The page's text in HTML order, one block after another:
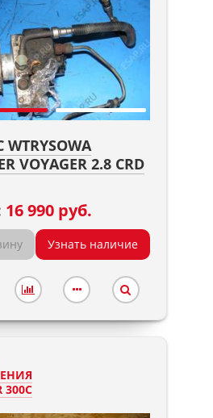
VOYAGER 2.8 CRD
16 990 руб.
Узнать наличие
300C